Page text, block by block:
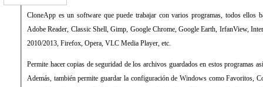
CloneApp es un software que puede trabajar con varios programas, todos ellos
Adobe Reader, Classic Shell, Gimp, Google Chrome, Google Earth, IrfanView,
2010/2013, Firefox, Opera, VLC Media Player, etc.
Permite hacer copias de seguridad de los archivos guardados en estos programas
Además, también permite guardar la configuración de Windows como Favoritos,